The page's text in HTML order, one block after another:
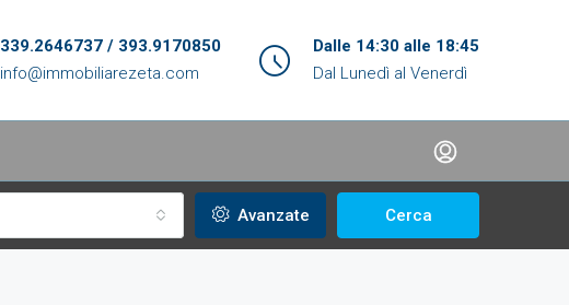
339.2646737 / 393.9170850
info@immobiliarezeta.com
Dalle 14:30 alle 18:45
Dal Lunedì al Venerdì
Avanzate Cerca